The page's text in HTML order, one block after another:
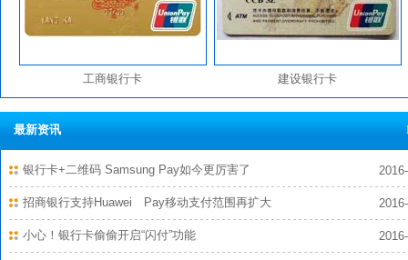
工商银行卡 建设银行卡
最新资讯
银行卡+二维码 Samsung Pay如今更厉害了
招商银行支持Huawei Pay移动支付范围再扩大
小心！银行卡偷偷开启“闪付”功能